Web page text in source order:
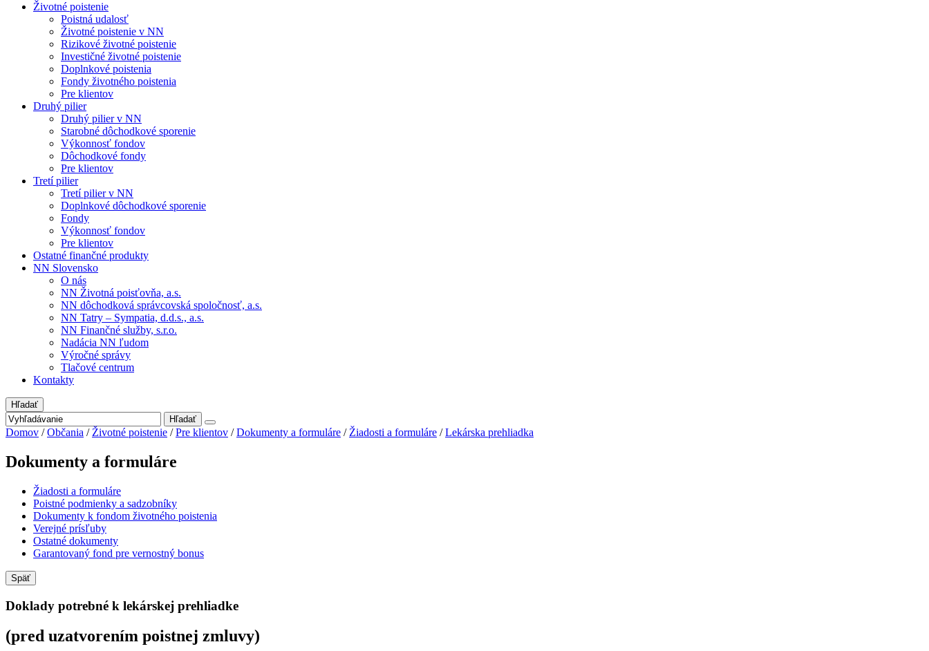
Životné poistenie
Poistná udalosť
Životné poistenie v NN
Rizikové životné poistenie
Investičné životné poistenie
Doplnkové poistenia
Fondy životného poistenia
Pre klientov
Druhý pilier
Druhý pilier v NN
Starobné dôchodkové sporenie
Výkonnosť fondov
Dôchodkové fondy
Pre klientov
Tretí pilier
Tretí pilier v NN
Doplnkové dôchodkové sporenie
Fondy
Výkonnosť fondov
Pre klientov
Ostatné finančné produkty
NN Slovensko
O nás
NN Životná poisťovňa, a.s.
NN dôchodková správcovská spoločnosť, a.s.
NN Tatry – Sympatia, d.d.s., a.s.
NN Finančné služby, s.r.o.
Nadácia NN ľudom
Výročné správy
Tlačové centrum
Kontakty
Hľadať
Hľadať
Domov / Občania / Životné poistenie / Pre klientov / Dokumenty a formuláre / Žiadosti a formuláre / Lekárska prehliadka
Dokumenty a formuláre
Žiadosti a formuláre
Poistné podmienky a sadzobníky
Dokumenty k fondom životného poistenia
Verejné prísľuby
Ostatné dokumenty
Garantovaný fond pre vernostný bonus
Späť
Doklady potrebné k lekárskej prehliadke
(pred uzatvorením poistnej zmluvy)